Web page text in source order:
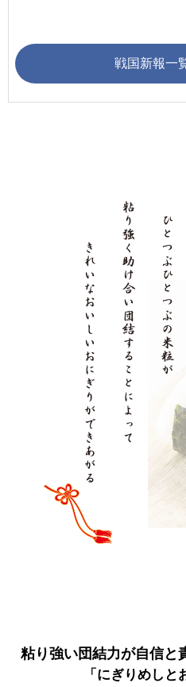
戦国新報一
粘り強い団結力が自信と
「にぎりめしと